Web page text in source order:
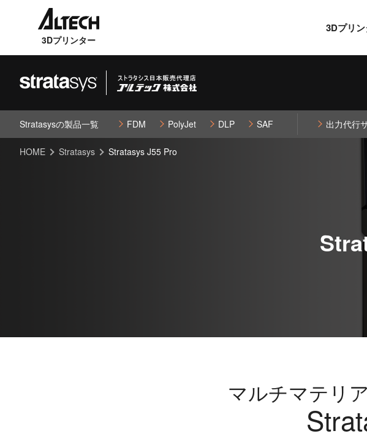
3Dプリンター
3Dプリ
Stratasysの製品一覧 FDM PolyJet DLP SAF 出力代行
HOME Stratasys Stratasys J55 Pro
マルチマテリ